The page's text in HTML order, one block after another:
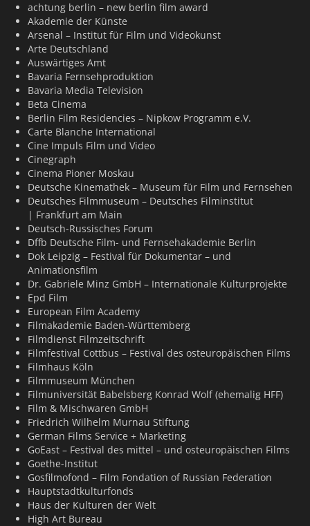
achtung berlin – new berlin film award
Akademie der Künste
Arsenal – Institut für Film und Videokunst
Arte Deutschland
Auswärtiges Amt
Bavaria Fernsehproduktion
Bavaria Media Television
Beta Cinema
Berlin Film Residencies – Nipkow Programm e.V.
Carte Blanche International
Cine Impuls Film und Video
Cinegraph
Cinema Pioner Moskau
Deutsche Kinemathek – Museum für Film und Fernsehen
Deutsches Filmmuseum – Deutsches Filminstitut
| Frankfurt am Main
Deutsch-Russisches Forum
Dffb Deutsche Film- und Fernsehakademie Berlin
Dok Leipzig – Festival für Dokumentar – und
Animationsfilm
Dr. Gabriele Minz GmbH – Internationale Kulturprojekte
Epd Film
European Film Academy
Filmakademie Baden-Württemberg
Filmdienst Filmzeitschrift
Filmfestival Cottbus – Festival des osteuropäischen Films
Filmhaus Köln
Filmmuseum München
Filmuniversität Babelsberg Konrad Wolf (ehemalig HFF)
Film & Mischwaren GmbH
Friedrich Wilhelm Murnau Stiftung
German Films Service + Marketing
GoEast – Festival des mittel – und osteuropäischen Films
Goethe-Institut
Gosfilmofond – Film Fondation of Russian Federation
Hauptstadtkulturfonds
Haus der Kulturen der Welt
High Art Bureau